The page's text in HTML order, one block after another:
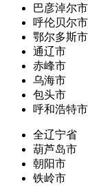
巴彦淖尔市
呼伦贝尔市
鄂尔多斯市
通辽市
赤峰市
乌海市
包头市
呼和浩特市
全辽宁省
葫芦岛市
朝阳市
铁岭市